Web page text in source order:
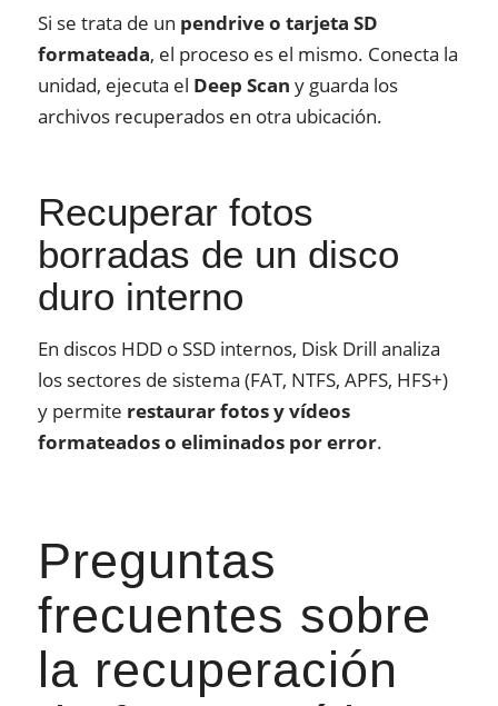
Si se trata de un pendrive o tarjeta SD
formateada, el proceso es el mismo. Conecta la
unidad, ejecuta el Deep Scan y guarda los
archivos recuperados en otra ubicación.
Recuperar fotos
borradas de un disco
duro interno
En discos HDD o SSD internos, Disk Drill analiza
los sectores de sistema (FAT, NTFS, APFS, HFS+)
y permite restaurar fotos y vídeos
formateados o eliminados por error.
Preguntas
frecuentes sobre
la recuperación